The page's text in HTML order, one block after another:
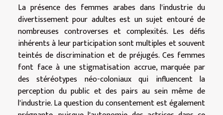
La présence des femmes arabes dans l'industrie du
divertissement pour adultes est un sujet entouré de
nombreuses controverses et complexités. Les défis
inhérents à leur participation sont multiples et souvent
teintés de discrimination et de préjugés. Ces femmes
font face à une stigmatisation accrue, marquée par
des stéréotypes néo-coloniaux qui influencent la
perception du public et des pairs au sein même de
l'industrie. La question du consentement est également